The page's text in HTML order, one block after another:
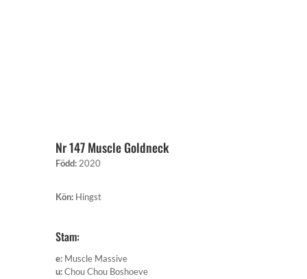
Nr 147 Muscle Goldneck
Född: 2020
Kön: Hingst
Stam:
e: Muscle Massive
u:Chou Chou Boshoeve